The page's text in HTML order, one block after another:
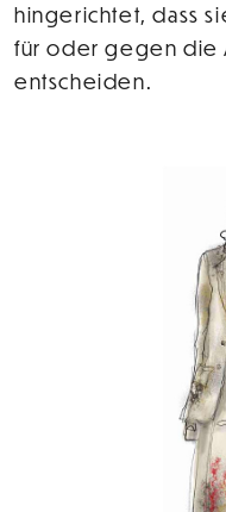
hingerichtet, dass
für oder gegen die
entscheiden.